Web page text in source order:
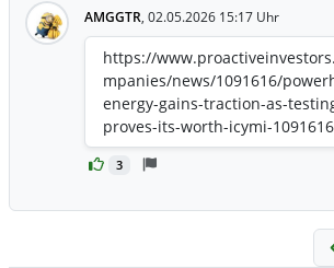
AMGGTR, 02.05.2026 15:17 Uhr
3
https://
mpanies/news/1091616/
energy-gains-traction-as-
proves-its-worth-icymi-